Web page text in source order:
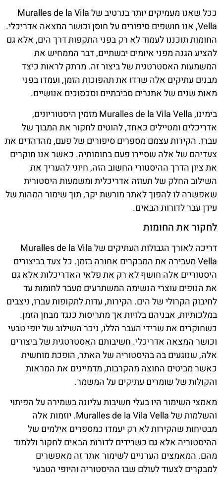
ככל שאנו מעמיקים יותר בנרטיב של Muralles de la Vila
Vella, אנו חושפים סיפורים על חוסן וכושר המצאה אדריכלי.
החומות תוכננו לעמוד לא רק בפני התקפות דרך הים, אלא גם
להציע הגנה מפני איומים יבשתיים, דבר הממחיש את
המשמעות האסטרטגית של ביצור זה. מרתק לראות כיצד
מבנים עתיקים אלה שרדו את תהפוכות הזמן, ועמדו בפני
מאות שנים של אתגרים סביבתיים וסכסוכים אנושיים.
בימינו, Muralles de la Vila Vella מזמין היסטוריונים,
אדריכלים ומטיילים כאחד, להוטים לחקור את המבוך של
עברו. הקירות עצמם מספרים סיפורים של פעם, מהדהדים את
צעדיהם של אלה שסיירו פעם בחומותיה. כאשר אנו חוקרים
את ציון הדרך ההיסטורי החשוב הזה, חיוני להעריך את
השילוב החלק של תעוזה אדריכלית ומשמעות היסטורית
שאפשרה לו להפוך לאתר מורשת יקר, תוך שימור המהות של
עידן עבר לדורות הבאים.
לחקור את החומות
דריכה לאורך הגבולות העתיקים של Muralles de la Vila
Vella מעבירה את המבקרים אחורה בזמן. כל צעד בביצורים
היסטוריים אלה חושף לא רק את פלאי האדריכלות אלא גם
את הנופים עוצרי הנשימה המשתרעים מעבר לחומות עד
לחיבוק הקרולי של הים. הקירות, עדות לתקופות עברו, ניצבים
במלכותיות, אבניהם בלויות אך מתריסות כנגד מבחן הזמן.
כשחוקרים את שרידי העבר הללו, ניכר השילוב של יופי טבעי
וכושר המצאה אדריכלי. חשיבותם האסטרטגית של ביצורים
אלה, שנוגעים בה בהיסטוריה של האתר, הופכת מוחשית
כאשר מביטים החוצה מהקרבות, מדמיינים את המראות
והקולות של שומרים עתיקים על המשמר.
מאמצי השימור היו בעלי חשיבות עליונה בשמירה על הפיתוי
והשלמות של Muralles de la Vila Vella. יוזמות אלה
מבטיחות שהקירות לא רק יעמדו כמספרים אילמים של
ההיסטוריה אלא גם כשרידים לדורות הבאים לחקור וללמוד
מהם. המאמצים הערניים לשימור אתר זה מאפשרים
למבקרים לצעוד לעולם שבו ההיסטוריה והיופי הטבעי